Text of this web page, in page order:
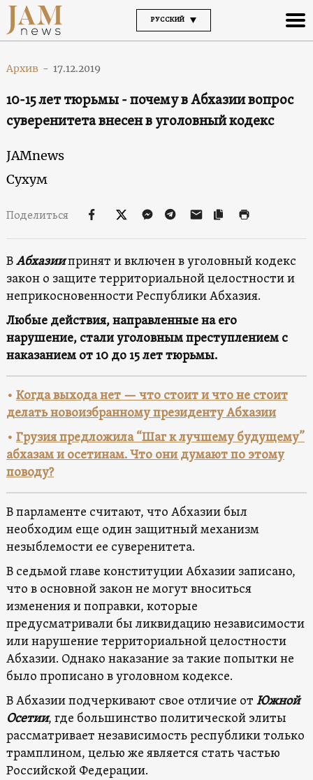
РУССКИЙ
Архив - 17.12.2019
10-15 лет тюрьмы - почему в Абхазии вопрос
суверенитета внесен в уголовный кодекс
JAMnews
Сухум
Поделиться
ВАбхазиипринят и включен в уголовный кодекс
закон о защите территориальной целостности и
неприкосновенности Республики Абхазия.
Любые действия, направленные на его
нарушение, стали уголовным преступлением с
наказанием от 10 до 15 лет тюрьмы.
• Когда выхода нет — что стоит и что не стоит
делать новоизбранному президенту Абхазии
• Грузия предложила “Шаг к лучшему будущему”
абхазам и осетинам. Что они думают по этому
поводу?
В парламенте считают, что Абхазии был
необходим еще один защитный механизм
незыблемости ее суверенитета.
В седьмой главе конституции Абхазии записано,
что в основной закон не могут вноситься
изменения и поправки, которые
предусматривали бы ликвидацию независимости
или нарушение территориальной целостности
Абхазии. Однако наказание за такие попытки не
было прописано в уголовном кодексе.
В Абхазии подчеркивают свое отличие от Южной
Осетии, где большинство политической элиты
рассматривает независимость республики только
трамплином, целью же является стать частью
Российской Федерации.